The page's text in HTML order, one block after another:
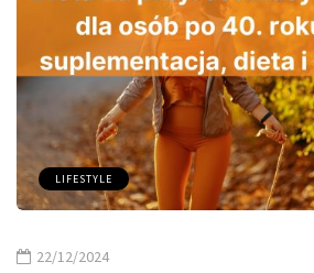
LIFESTYLE
22/12/2024